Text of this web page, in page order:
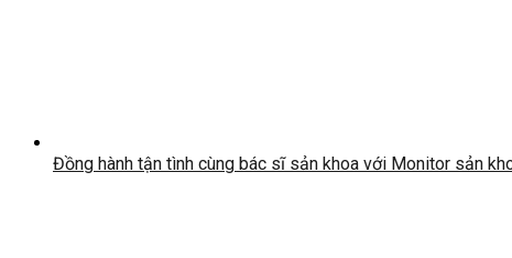
Đồng hành tận tình cùng bác sĩ sản khoa với Monitor sản